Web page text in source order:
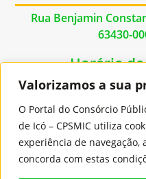
Valorizamos a sua
O Portal do Consórcio
de Icó – CPSMIC utiliza
experiência de navegação,
concorda com estas
Rua Benjamin
63430-
Horário
De Segunda à Sexta
E-mail: